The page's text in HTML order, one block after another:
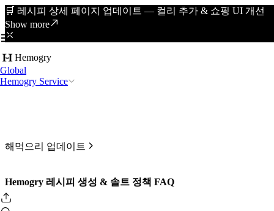
🛒 레시피 상세 페이지 업데이트 — 컬리 추가 & 쇼핑 UI 개선
Show more
Hemogry
Global
Hemogry Service
해먹으리 업데이트
Hemogry 레시피 생성 & 솔트 정책 FAQ